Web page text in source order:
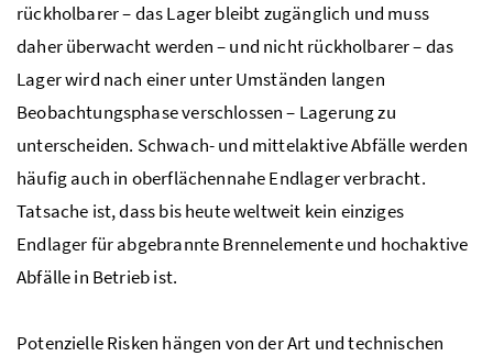
rückholbarer – das Lager bleibt zugänglich und muss
daher überwacht werden – und nicht rückholbarer – das
Lager wird nach einer unter Umständen langen
Beobachtungsphase verschlossen – Lagerung zu
unterscheiden. Schwach- und mittelaktive Abfälle werden
häufig auch in oberflächennahe Endlager verbracht.
Tatsache ist, dass bis heute weltweit kein einziges
Endlager für abgebrannte Brennelemente und hochaktive
Abfälle in Betrieb ist.
Potenzielle Risken hängen von der Art und technischen